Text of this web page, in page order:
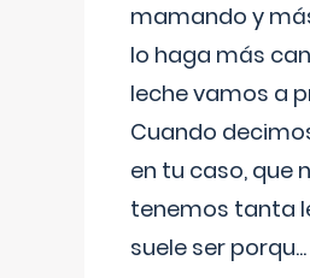
mamando y
lo haga más
leche vamos a
Cuando
en tu caso, que
tenemos tanta
suele ser porqu...